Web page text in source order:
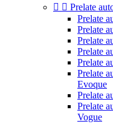
  Prelate
Prelate
Prelate
Prelate
Prelate
Prelate
Prelate
Evoque
Prelate
Prelate
Vogue